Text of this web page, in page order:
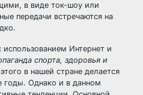
в виде ток-шоу или
передачи встречаются на
Интернет и
спорта, здоровья и
в нашей стране делается
годы. Однако и в данном